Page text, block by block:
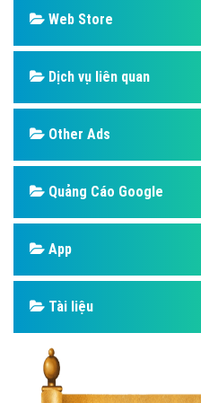
Web Store
Dịch vụ liên quan
Other Ads
Quảng Cáo Google
App
Tài liệu